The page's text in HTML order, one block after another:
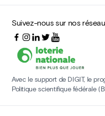
Suivez-nous sur nos
Avec le support de DIGIT, le
Politique scientifique fédérale